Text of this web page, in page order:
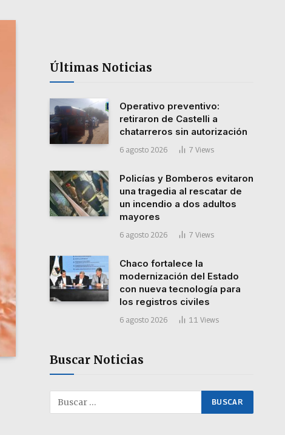
Últimas Noticias
Operativo preventivo:
retiraron de Castelli a
chatarreros sin autorización
6 agosto 2026 7 Views
Policías y Bomberos evitaron
una tragedia al rescatar de
un incendio a dos adultos
mayores
6 agosto 2026 7 Views
Chaco fortalece la
modernización del Estado
con nueva tecnología para
los registros civiles
6 agosto 2026 11 Views
Buscar Noticias